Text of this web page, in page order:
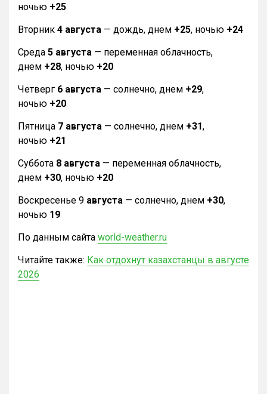
ночью +25
Вторник 4 августа — дождь, днем +25, ночью +24
Среда 5 августа — переменная облачность,
днем +28, ночью +20
Четверг 6 августа — солнечно, днем +29,
ночью +20
Пятница 7 августа — солнечно, днем +31,
ночью +21
Суббота 8 августа — переменная облачность,
днем +30, ночью +20
Воскресенье 9 августа — солнечно, днем +30,
ночью 19
По данным сайта world-weather.ru
Читайте также: Как отдохнут казахстанцы в августе
2026